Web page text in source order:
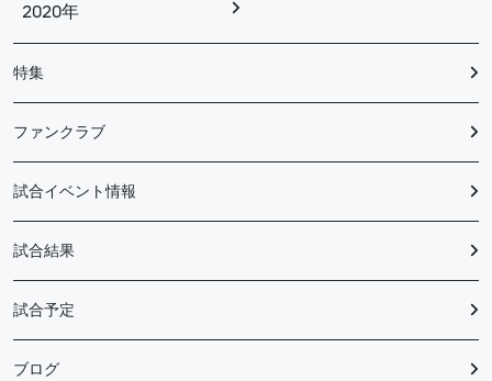
2020年
特集
ファンクラブ
試合イベント情報
試合結果
試合予定
ブログ